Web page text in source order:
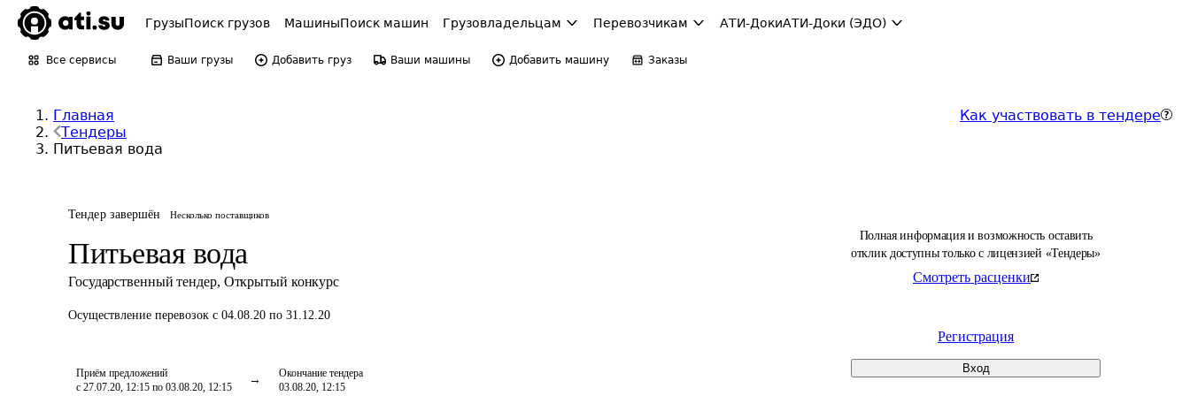
ГрузыПоиск грузов МашиныПоиск машин Грузовладельцам Перевозчикам АТИ-ДокиАТИ-Доки (ЭДО)
Все сервисы Ваши грузы Добавить груз Ваши машины Добавить машину Заказы
Главная
Тендеры
Питьевая вода
Как участвовать в тендере
Тендер завершён Несколько поставщиков
Питьевая вода
Государственный тендер, Открытый конкурс
Осуществление перевозок с 04.08.20 по 31.12.20
Приём предложений
с 27.07.20, 12:15 по 03.08.20, 12:15
Окончание тендера
03.08.20, 12:15
Полная информация и возможность оставить
отклик доступны только с лицензией «Тендеры»
Смотреть расценки
Регистрация
Вход